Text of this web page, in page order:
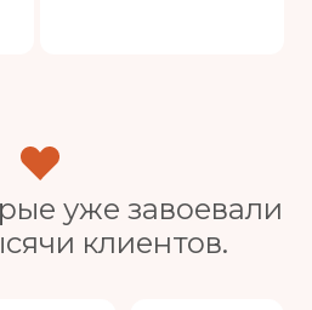
уже завоевали
клиентов.